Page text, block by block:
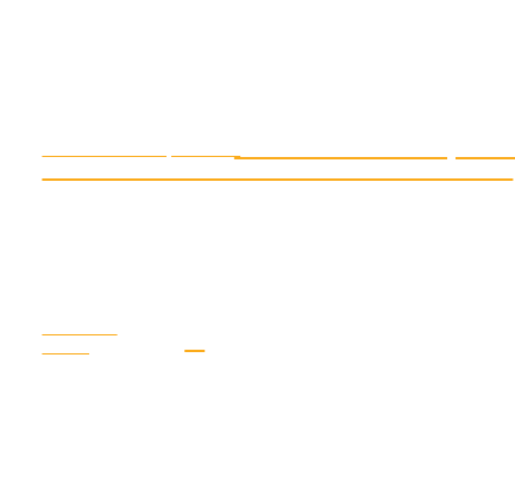
UIM DELLA 3D DAL 29 LUGLIO ALL’1 AGOSTO 2026